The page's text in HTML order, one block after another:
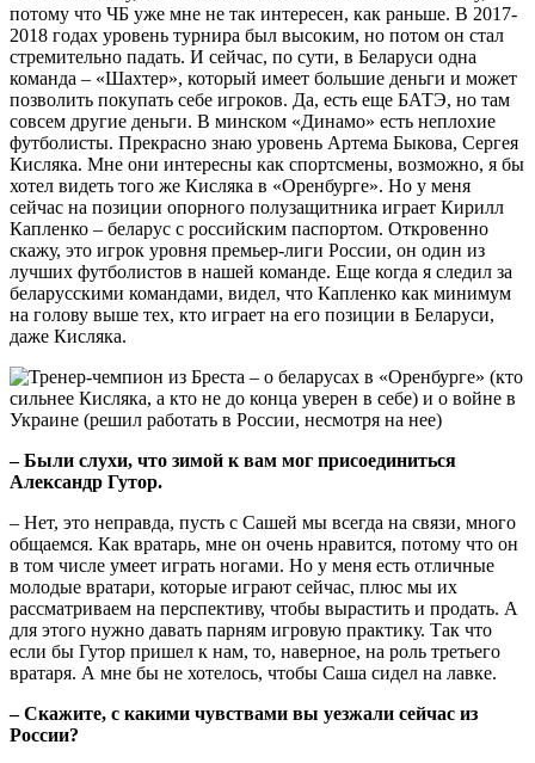
потому что ЧБ уже мне не так интересен, как раньше. В 2017-
2018 годах уровень турнира был высоким, но потом он стал
стремительно падать. И сейчас, по сути, в Беларуси одна
команда – «Шахтер», который имеет большие деньги и может
позволить покупать себе игроков. Да, есть еще БАТЭ, но там
совсем другие деньги. В минском «Динамо» есть неплохие
футболисты. Прекрасно знаю уровень Артема Быкова, Сергея
Кисляка. Мне они интересны как спортсмены, возможно, я бы
хотел видеть того же Кисляка в «Оренбурге». Но у меня
сейчас на позиции опорного полузащитника играет Кирилл
Капленко – беларус с российским паспортом. Откровенно
скажу, это игрок уровня премьер-лиги России, он один из
лучших футболистов в нашей команде. Еще когда я следил за
беларусскими командами, видел, что Капленко как минимум
на голову выше тех, кто играет на его позиции в Беларуси,
даже Кисляка.
– Были слухи, что зимой к вам мог присоединиться
Александр Гутор.
– Нет, это неправда, пусть с Сашей мы всегда на связи, много
общаемся. Как вратарь, мне он очень нравится, потому что он
в том числе умеет играть ногами. Но у меня есть отличные
молодые вратари, которые играют сейчас, плюс мы их
рассматриваем на перспективу, чтобы вырастить и продать. А
для этого нужно давать парням игровую практику. Так что
если бы Гутор пришел к нам, то, наверное, на роль третьего
вратаря. А мне бы не хотелось, чтобы Саша сидел на лавке.
– Скажите, с какими чувствами вы уезжали сейчас из
России?